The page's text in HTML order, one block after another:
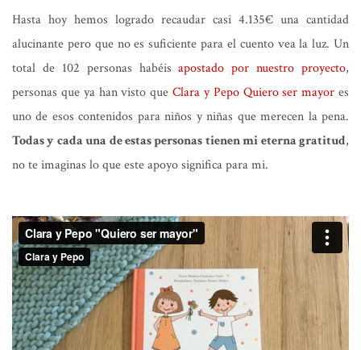
Hasta hoy hemos logrado recaudar casi 4.135€ una cantidad
alucinante pero que no es suficiente para el cuento vea la luz. Un
total de 102 personas habéisapostado por nuestro proyecto,
personas que ya han visto que Clara y Pepo Quiero ser mayor es
uno de esos contenidos para niños y niñas que merecen la pena.
Todas y cada una de estas personas tienen mi eterna gratitud,
no te imaginas lo que este apoyo significa para mi.